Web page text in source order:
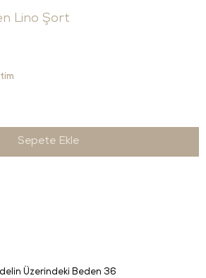
Lino Şort
Üzerindeki Beden 36